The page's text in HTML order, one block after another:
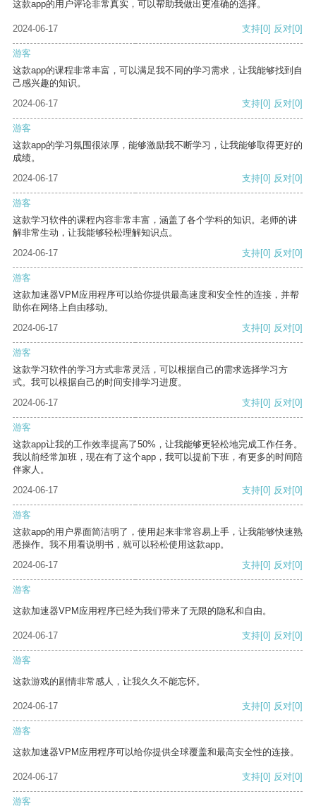
这款app的用户评论非常真实，可以帮助我做出更准确的选择。
2024-06-17 支持[0] 反对[0]
游客
这款app的课程非常丰富，可以满足我不同的学习需求，让我能够找到自
己感兴趣的知识。
2024-06-17
支持[0] 反对[0]
游客
这款app的学习氛围很浓厚，能够激励我不断学习，让我能够取得更好的
成绩。
2024-06-17
支持[0] 反对[0]
游客
这款学习软件的课程内容非常丰富，涵盖了各个学科的知识。老师的讲
解非常生动，让我能够轻松理解知识点。
2024-06-17
支持[0] 反对[0]
游客
这款加速器VPM应用程序可以给你提供最高速度和安全性的连接，并帮
助你在网络上自由移动。
2024-06-17
支持[0] 反对[0]
游客
这款学习软件的学习方式非常灵活，可以根据自己的需求选择学习方
式。我可以根据自己的时间安排学习进度。
2024-06-17
支持[0] 反对[0]
游客
这款app让我的工作效率提高了50%，让我能够更轻松地完成工作任务。
我以前经常加班，现在有了这个app，我可以提前下班，有更多的时间陪
伴家人。
2024-06-17
支持[0] 反对[0]
游客
这款app的用户界面简洁明了，使用起来非常容易上手，让我能够快速熟
悉操作。我不用看说明书，就可以轻松使用这款app。
2024-06-17
支持[0] 反对[0]
游客
这款加速器VPM应用程序已经为我们带来了无限的隐私和自由。
2024-06-17 支持[0] 反对[0]
游客
这款游戏的剧情非常感人，让我久久不能忘怀。
2024-06-17 支持[0] 反对[0]
游客
这款加速器VPM应用程序可以给你提供全球覆盖和最高安全性的连接。
2024-06-17 支持[0] 反对[0]
游客